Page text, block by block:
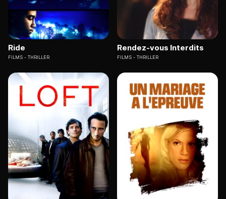
Ride
FILMS THRILLER
Rendez-vous Interdits
FILMS THRILLER